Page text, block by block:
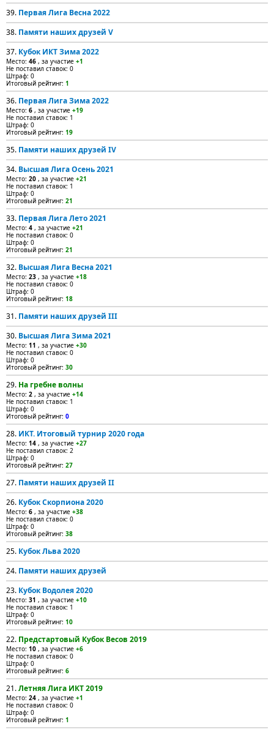
39. Первая Лига Весна 2022
38. Памяти наших друзей V
37. Кубок ИКТ Зима 2022
Место: 46 , за участие +1
Не поставил ставок: 0
Штраф: 0
Итоговый рейтинг: 1
36. Первая Лига Зима 2022
Место: 6 , за участие +19
Не поставил ставок: 1
Штраф: 0
Итоговый рейтинг: 19
35. Памяти наших друзей IV
34. Высшая Лига Осень 2021
Место: 20 , за участие +21
Не поставил ставок: 1
Штраф: 0
Итоговый рейтинг: 21
33. Первая Лига Лето 2021
Место: 4 , за участие +21
Не поставил ставок: 0
Штраф: 0
Итоговый рейтинг: 21
32. Высшая Лига Весна 2021
Место: 23 , за участие +18
Не поставил ставок: 0
Штраф: 0
Итоговый рейтинг: 18
31. Памяти наших друзей III
30. Высшая Лига Зима 2021
Место: 11 , за участие +30
Не поставил ставок: 0
Штраф: 0
Итоговый рейтинг: 30
29. На гребне волны
Место: 2 , за участие +14
Не поставил ставок: 1
Штраф: 0
Итоговый рейтинг: 0
28. ИКТ. Итоговый турнир 2020 года
Место: 14 , за участие +27
Не поставил ставок: 2
Штраф: 0
Итоговый рейтинг: 27
27. Памяти наших друзей II
26. Кубок Скорпиона 2020
Место: 6 , за участие +38
Не поставил ставок: 0
Штраф: 0
Итоговый рейтинг: 38
25. Кубок Льва 2020
24. Памяти наших друзей
23. Кубок Водолея 2020
Место: 31 , за участие +10
Не поставил ставок: 1
Штраф: 0
Итоговый рейтинг: 10
22. Предстартовый Кубок Весов 2019
Место: 10 , за участие +6
Не поставил ставок: 0
Штраф: 0
Итоговый рейтинг: 6
21.Летняя Лига ИКТ 2019
Место: 24 , за участие +1
Не поставил ставок: 0
Штраф: 0
Итоговый рейтинг: 1